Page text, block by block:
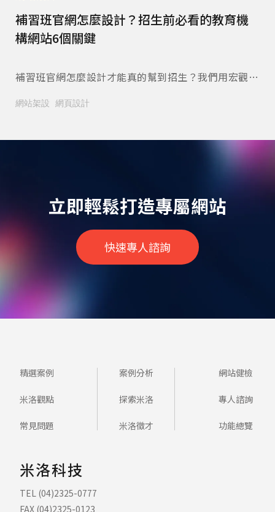
補習班官網怎麼設計？招生前必看的教育機
構網站6個關鍵
補習班官網怎麼設計才能真的幫到招生？我們用宏觀美
現與諮詢動線的規劃重點，附家長常見問題整理。立即
網站架設 網頁設計
立即輕鬆打造專屬網站
快速專人諮詢
精選案例 案例分析 網站健檢
米洛觀點 探索米洛 專人諮詢
常見問題 米洛徵才 功能總覽
米洛科技
TEL (04)2325-0777
FAX (04)2325-0123